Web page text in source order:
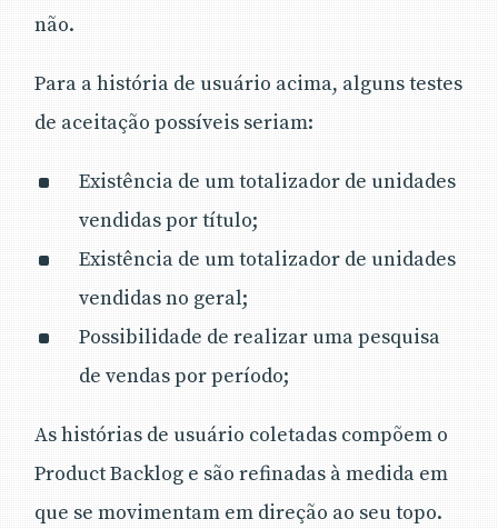
não.
Para a história de usuário acima, alguns testes
de aceitação possíveis seriam:
Existência de um totalizador de unidades
vendidas por título;
Existência de um totalizador de unidades
vendidas no geral;
Possibilidade de realizar uma pesquisa
de vendas por período;
As histórias de usuário coletadas compõem o
Product Backlog e são refinadas à medida em
que se movimentam em direção ao seu topo.